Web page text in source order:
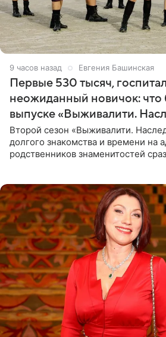
9 часов назад Евгения Башинская
Первые 530 тысяч,
неожиданный новичок: что
выпуске «Выживалити.
Второй сезон «Выживалити.
долгого знакомства и времени на
родственников знаменитостей